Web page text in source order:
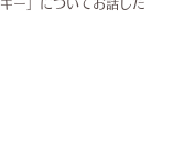
ー」についてお話した